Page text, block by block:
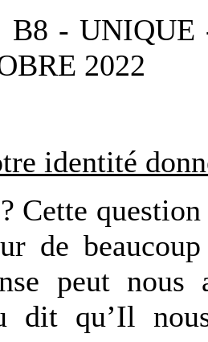
B8 -
2022
identité
Cette
de
peut
dit qu’Il